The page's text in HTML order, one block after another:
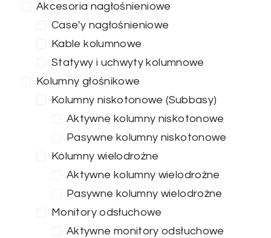
Akcesoria nagłośnieniowe
Case'y nagłośnieniowe
Kable kolumnowe
Statywy i uchwyty kolumnowe
Kolumny głośnikowe
Kolumny niskotonowe (Subbasy)
Aktywne kolumny niskotonowe
Pasywne kolumny niskotonowe
Kolumny wielodrożne
Aktywne kolumny wielodrożne
Pasywne kolumny wielodrożne
Monitory odsłuchowe
Aktywne monitory odsłuchowe